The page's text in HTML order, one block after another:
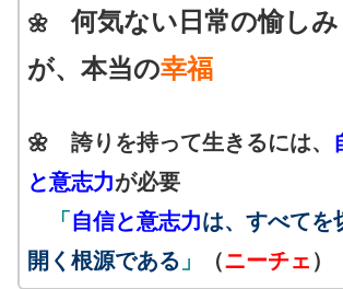
🌼何気ない日常の愉しみ
が、本当の幸福
🌼 誇りを持って生きるには、
と意志力が必要
「 自信と意志力は、すべてを
開く根源である 」 （ニーチェ ）